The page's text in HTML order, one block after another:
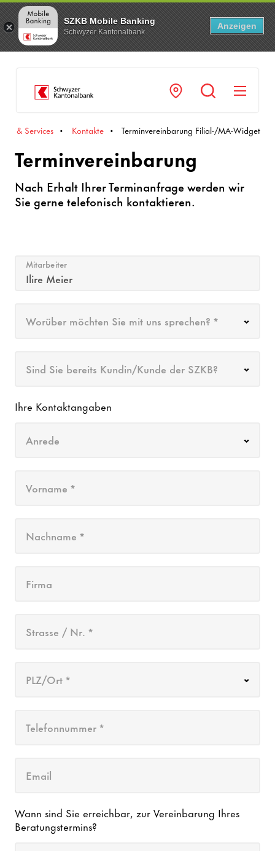
SZKB Mobile Banking
Schwyzer Kantonalbank
Anzeigen
& Services Kontakte Terminvereinbarung Filial-/MA-Widget
Terminvereinbarung
Nach Erhalt Ihrer Terminanfrage werden wir
Sie gerne telefonisch kontaktieren.
Mitarbeiter
Worüber möchten Sie mit uns sprechen? *
Sind Sie bereits Kundin/Kunde der SZKB?
Ihre Kontaktangaben
Anrede
Vorname *
Nachname *
Firma
Strasse / Nr. *
PLZ/Ort *
Telefonnummer *
Email
Wann sind Sie erreichbar, zur Vereinbarung Ihres
Beratungstermins?